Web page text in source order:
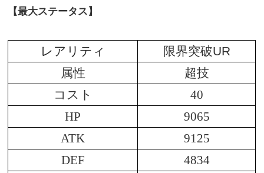
【最大ステータス】
レアリティ
限界突破UR
属性
超技
コスト
40
HP
9065
ATK
9125
DEF
4834